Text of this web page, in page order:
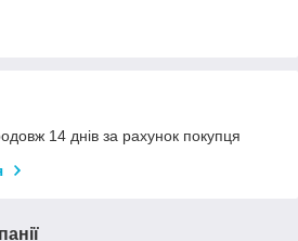
14 днів за рахунок покупця